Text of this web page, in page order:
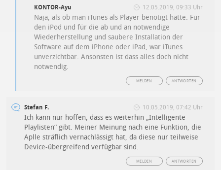
KONTOR-Ayu 12.05.2019, 09:33 Uhr
Naja, als ob man iTunes als Player benötigt hätte. Für
den iPod und für die ab und an notwendige
Wiederherstellung und saubere Installation der
Software auf dem iPhone oder iPad, war iTunes
unverzichtbar. Ansonsten ist dass alles doch nicht
notwendig.
ANTWORTEN
MELDEN
Stefan F. 10.05.2019, 07:42 Uhr
Ich kann nur hoffen, dass es weiterhin „Intelligente
Playlisten“ gibt. Meiner Meinung nach eine Funktion, die
Aplle sträflich vernachlässigt hat, da diese nur teilweise
Device-übergreifend verfügbar sind.
ANTWORTEN
MELDEN